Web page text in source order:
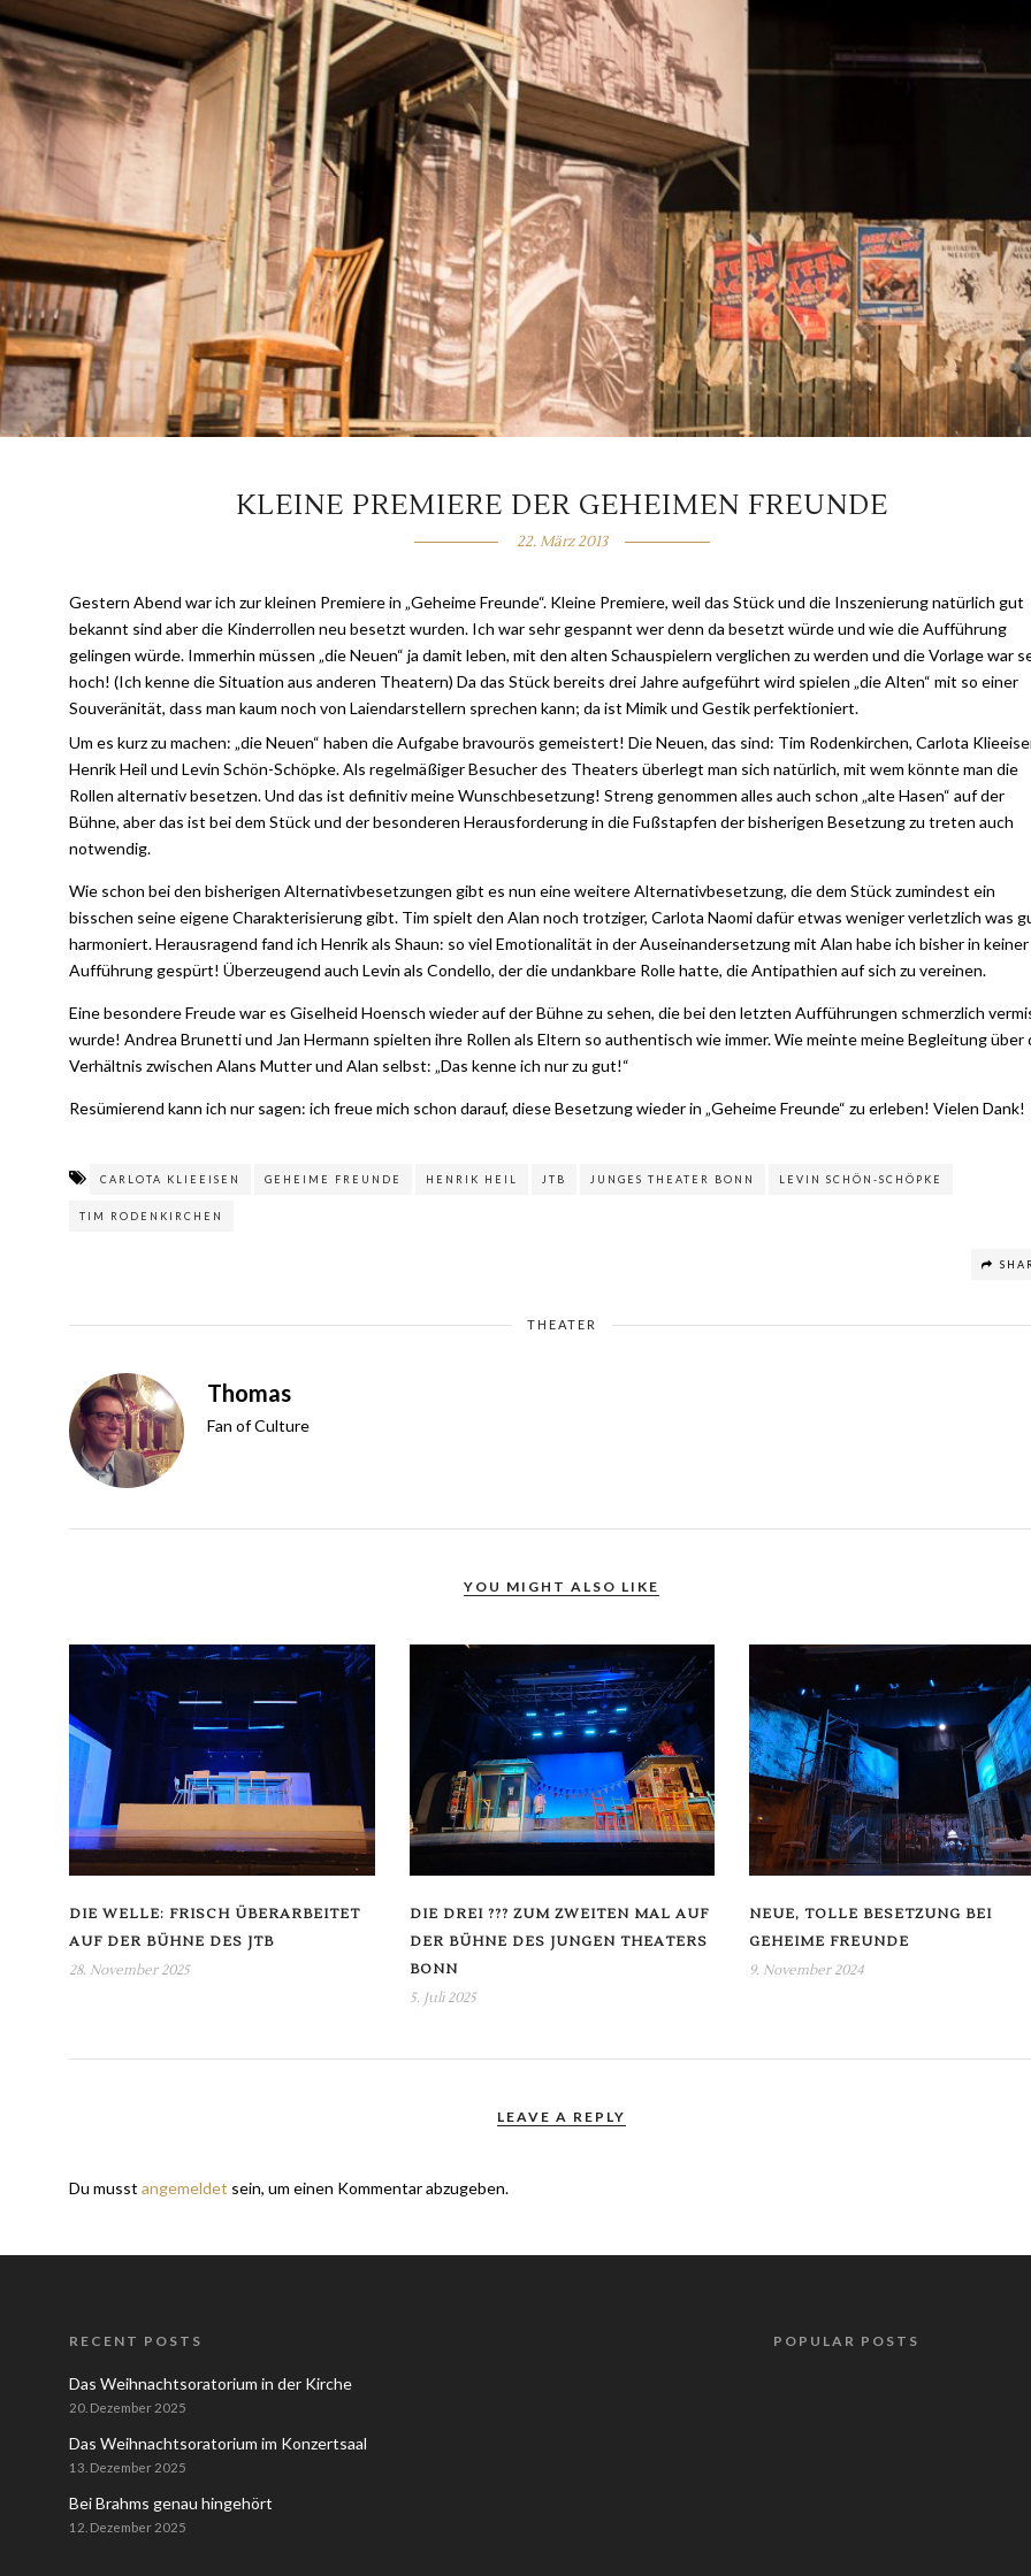
KLEINE PREMIERE DER GEHEIMEN FREUNDE
22. März 2013
Gestern Abend war ich zur kleinen Premiere in „Geheime Freunde“. Kleine Premiere, weil das Stück und die Inszenierung natürlich gut
bekannt sind aber die Kinderrollen neu besetzt wurden. Ich war sehr gespannt wer denn da besetzt würde und wie die Aufführung
gelingen würde. Immerhin müssen „die Neuen“ ja damit leben, mit den alten Schauspielern verglichen zu werden und die Vorlage war
hoch! (Ich kenne die Situation aus anderen Theatern) Da das Stück bereits drei Jahre aufgeführt wird spielen „die Alten“ mit so einer
Souveränität, dass man kaum noch von Laiendarstellern sprechen kann; da ist Mimik und Gestik perfektioniert.
Um es kurz zu machen: „die Neuen“ haben die Aufgabe bravourös gemeistert! Die Neuen, das sind: Tim Rodenkirchen, Carlota
Henrik Heil und Levin Schön-Schöpke. Als regelmäßiger Besucher des Theaters überlegt man sich natürlich, mit wem könnte man die
Rollen alternativ besetzen. Und das ist definitiv meine Wunschbesetzung! Streng genommen alles auch schon „alte Hasen“ auf der
Bühne, aber das ist bei dem Stück und der besonderen Herausforderung in die Fußstapfen der bisherigen Besetzung zu treten auch
notwendig.
Wie schon bei den bisherigen Alternativbesetzungen gibt es nun eine weitere Alternativbesetzung, die dem Stück zumindest ein
bisschen seine eigene Charakterisierung gibt. Tim spielt den Alan noch trotziger, Carlota Naomi dafür etwas weniger verletzlich was
harmoniert. Herausragend fand ich Henrik als Shaun: so viel Emotionalität in der Auseinandersetzung mit Alan habe ich bisher in keiner
Aufführung gespürt! Überzeugend auch Levin als Condello, der die undankbare Rolle hatte, die Antipathien auf sich zu vereinen.
Eine besondere Freude war es Giselheid Hoensch wieder auf der Bühne zu sehen, die bei den letzten Aufführungen schmerzlich
wurde! Andrea Brunetti und Jan Hermann spielten ihre Rollen als Eltern so authentisch wie immer. Wie meinte meine Begleitung über
Verhältnis zwischen Alans Mutter und Alan selbst: „Das kenne ich nur zu gut!“
Resümierend kann ich nur sagen: ich freue mich schon darauf, diese Besetzung wieder in „Geheime Freunde“ zu erleben! Vielen Dank!
CARLOTA KLIEEISEN GEHEIME FREUNDE HENRIK HEIL JTB JUNGES THEATER BONN LEVIN SCHÖN-SCHÖPKE
TIM RODENKIRCHEN
THEATER
Thomas
Fan of Culture
YOU MIGHT ALSO LIKE
DIE WELLE: FRISCH ÜBERARBEITET
AUF DER BÜHNE DES JTB
28. November 2025
DIE DREI ??? ZUM ZWEITEN MAL AUF
DER BÜHNE DES JUNGEN THEATERS
BONN
5. Juli 2025
NEUE, TOLLE BESETZUNG BEI
GEHEIME FREUNDE
9. November 2024
LEAVE A REPLY
Du musst angemeldet sein, um einen Kommentar abzugeben.
RECENT POSTS
Das Weihnachtsoratorium in der Kirche
20. Dezember 2025
Das Weihnachtsoratorium im Konzertsaal
13. Dezember 2025
Bei Brahms genau hingehört
12. Dezember 2025
POPULAR POSTS